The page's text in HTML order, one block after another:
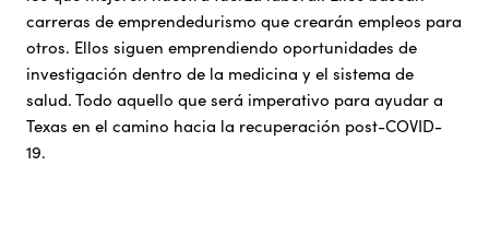
carreras de emprendedurismo que crearán empleos para
otros. Ellos siguen emprendiendo oportunidades de
investigación dentro de la medicina y el sistema de
salud. Todo aquello que será imperativo para ayudar a
Texas en el camino hacia la recuperación post-COVID-
19.